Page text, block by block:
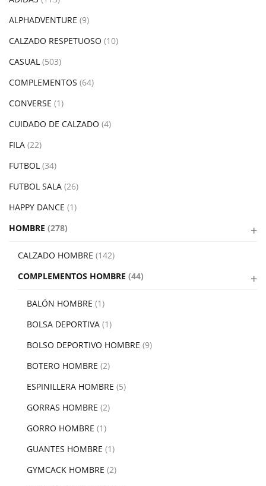
ALPHADVENTURE (9)
CALZADO RESPETUOSO (10)
CASUAL (503)
COMPLEMENTOS (64)
CONVERSE (1)
CUIDADO DE CALZADO (4)
FILA (22)
FUTBOL (34)
FUTBOL SALA (26)
HAPPY DANCE (1)
HOMBRE (278)
CALZADO HOMBRE (142)
COMPLEMENTOS HOMBRE (44)
BALÓN HOMBRE (1)
BOLSA DEPORTIVA (1)
BOLSO DEPORTIVO HOMBRE (9)
BOTERO HOMBRE (2)
ESPINILLERA HOMBRE (5)
GORRAS HOMBRE (2)
GORRO HOMBRE (1)
GUANTES HOMBRE (1)
GYMCACK HOMBRE (2)